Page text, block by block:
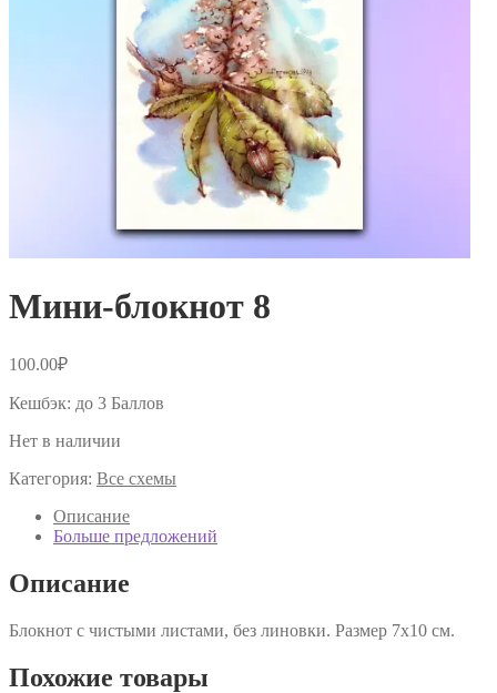
Мини-блокнот 8
100.00₽
Кешбэк: до 3 Баллов
Нет в наличии
Категория: Все схемы
Описание
Больше предложений
Описание
Блокнот с чистыми листами, без линовки. Размер 7х10 см.
Похожие товары